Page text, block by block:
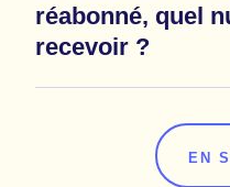
réabonné, quel
recevoir ?
EN